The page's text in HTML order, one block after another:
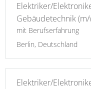
Elektriker/
Gebäudetechnik
mit Berufserfahrung
Berlin, Deutschland
Elektriker/